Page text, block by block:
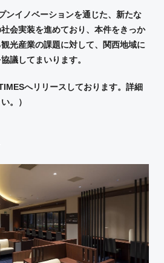
ンイノベーションを通じた、新たな
会実装を進めており、本件をきっか
光産業の課題に対して、関西地域に
議してまいります。
へリリースしております。詳細
。）